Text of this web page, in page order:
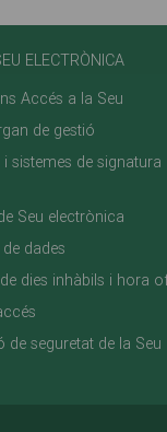
ELECTRÒNICA
Accés a la Seu
de gestió
sistemes de signatura
Seu electrònica
dades
dies inhàbils i hora
de seguretat de la Seu